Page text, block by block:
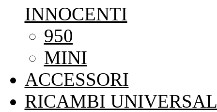
INNOCENTI
950
MINI
ACCESSORI
RICAMBI